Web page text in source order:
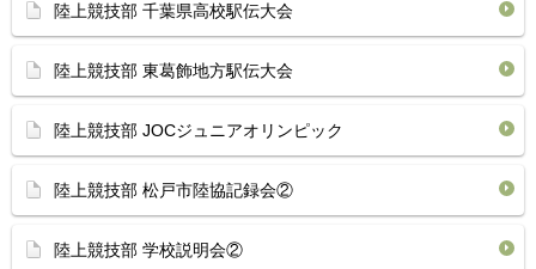
陸上競技部 千葉県高校駅伝大会
陸上競技部 東葛飾地方駅伝大会
陸上競技部 JOCジュニアオリンピック
陸上競技部 松戸市陸協記録会②
陸上競技部 学校説明会②